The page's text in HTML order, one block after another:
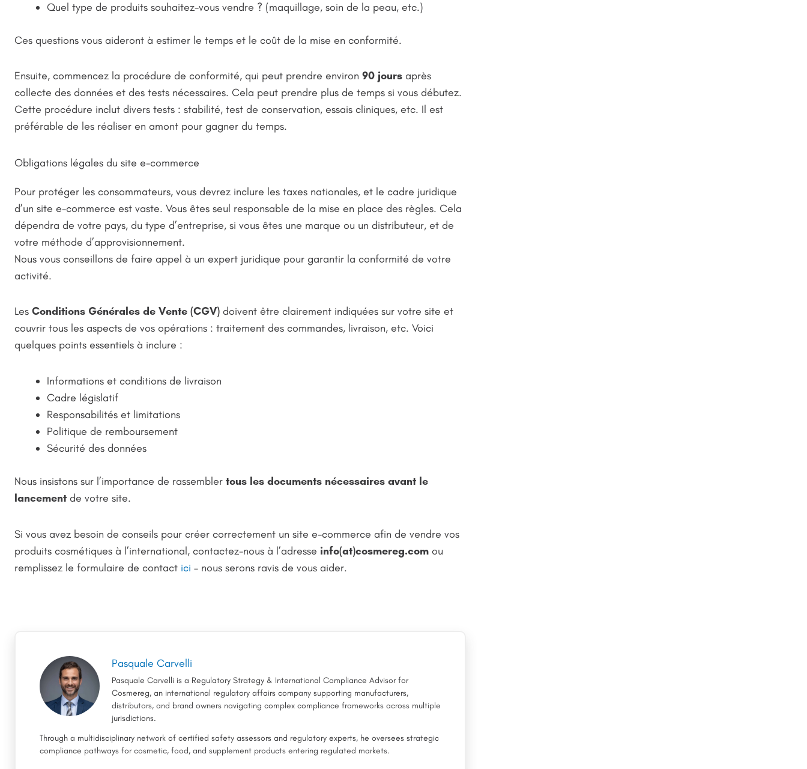
Quel type de produits souhaitez-vous vendre ? (maquillage, soin de la peau, etc.)
Ces questions vous aideront à estimer le temps et le coût de la mise en conformité.
Ensuite, commencez la procédure de conformité, qui peut prendre environ 90 joursaprès
collecte des données et des tests nécessaires. Cela peut prendre plus de temps si vous débutez.
Cette procédure inclut divers tests : stabilité, test de conservation, essais cliniques, etc. Il est
préférable de les réaliser en amont pour gagner du temps.
Obligations légales du site e-commerce
Pour protéger les consommateurs, vous devrez inclure les taxes nationales, et le cadre juridique
d’un site e-commerce est vaste. Vous êtes seul responsable de la mise en place des règles. Cela
dépendra de votre pays, du type d’entreprise, si vous êtes une marque ou un distributeur, et de
votre méthode d’approvisionnement.
Nous vous conseillons de faire appel à un expert juridique pour garantir la conformité de votre
activité.
Les Conditions Générales de Vente (CGV)doivent être clairement indiquées sur votre site et
couvrir tous les aspects de vos opérations : traitement des commandes, livraison, etc. Voici
quelques points essentiels à inclure :
Informations et conditions de livraison
Cadre législatif
Responsabilités et limitations
Politique de remboursement
Sécurité des données
Nous insistons sur l’importance de rassembler tous les documents nécessaires avant le
lancementde votre site.
Si vous avez besoin de conseils pour créer correctement un site e-commerce afin de vendre vos
produits cosmétiques à l’international, contactez-nous à l’adresse info(at)cosmereg.comou
remplissez le formulaire de contact ici – nous serons ravis de vous aider.
Pasquale Carvelli
Pasquale Carvelli is a Regulatory Strategy & International Compliance Advisor for
Cosmereg, an international regulatory affairs company supporting manufacturers,
distributors, and brand owners navigating complex compliance frameworks across multiple
jurisdictions.
Through a multidisciplinary network of certified safety assessors and regulatory experts, he oversees strategic
compliance pathways for cosmetic, food, and supplement products entering regulated markets.